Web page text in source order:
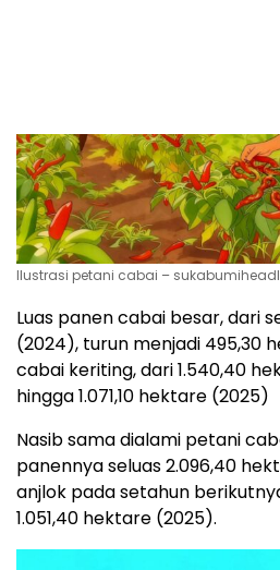
Ilustrasi petani cabai –
Luas panen cabai besar, dari
(2024), turun menjadi 495,30
cabai keriting, dari 1.540,40
hingga 1.071,10 hektare (2025)
Nasib sama dialami petani
panennya seluas 2.096,40
anjlok pada setahun
1.051,40 hektare (2025).